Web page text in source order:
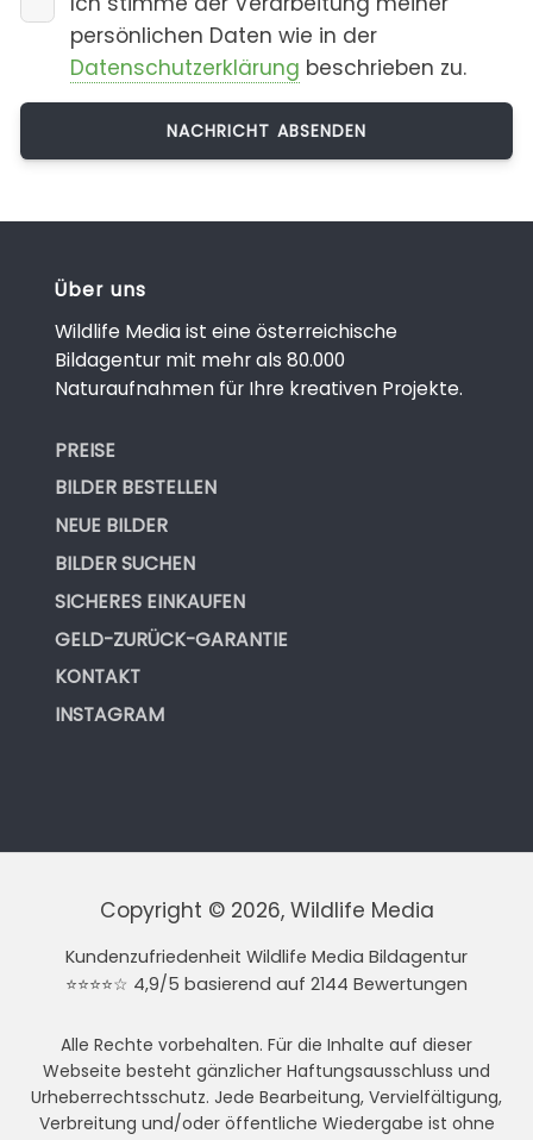
persönlichen Daten wie in der
Datenschutzerklärung beschrieben zu.
Über uns
Wildlife Media ist eine österreichische
Bildagentur mit mehr als 80.000
Naturaufnahmen für Ihre kreativen Projekte.
PREISE
BILDER BESTELLEN
NEUE BILDER
BILDER SUCHEN
SICHERES EINKAUFEN
GELD-ZURÜCK-GARANTIE
KONTAKT
INSTAGRAM
Copyright © 2026, Wildlife Media
Kundenzufriedenheit Wildlife Media Bildagentur
⭐⭐⭐⭐☆ 4,9/5 basierend auf 2144 Bewertungen
Alle Rechte vorbehalten. Für die Inhalte auf dieser
Webseite besteht gänzlicher Haftungsausschluss und
Urheberrechtsschutz. Jede Bearbeitung, Vervielfältigung,
Verbreitung und/oder öffentliche Wiedergabe ist ohne